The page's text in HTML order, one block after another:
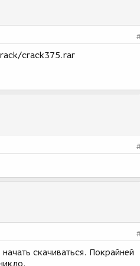
crack375.rar
скачиваться. Покрайней